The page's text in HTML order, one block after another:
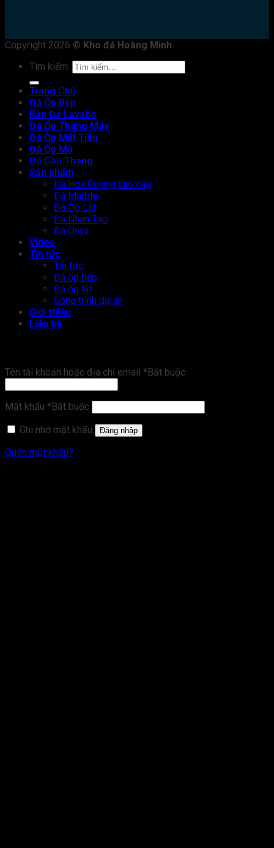
Copyright 2026 © Kho đá Hoàng Minh
Tìm kiếm:
Trang Chủ
Đá Ốp Bếp
Bàn Đá Lavabo
Đá Ốp Thang Máy
Đá Ốp Mặt Tiền
Đá Ốp Mộ
Đá Cầu Thang
Sản phẩm
Đá Hoa Cương cao cấp
Đá Marble
Đá Ốp Lát
Đá Nhân Tạo
Đá Onyx
Video
Tin tức
Tin tức
Đá ốp bếp
Đá ốp lát
Công trình dự án
Giới thiệu
Liên hệ
Tên tài khoản hoặc địa chỉ email *Bắt buộc
Mật khẩu *Bắt buộc
Ghi nhớ mật khẩu
Đăng nhập
Quên mật khẩu?